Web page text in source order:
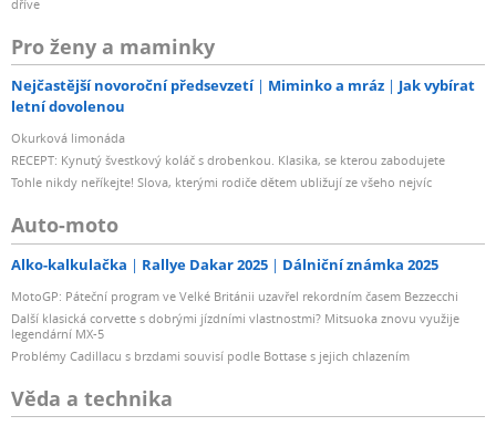
dříve
Pro ženy a maminky
Nejčastější novoroční předsevzetí Miminko a mráz
Jak vybírat
letní dovolenou
Okurková limonáda
RECEPT: Kynutý švestkový koláč s drobenkou. Klasika, se kterou zabodujete
Tohle nikdy neříkejte! Slova, kterými rodiče dětem ubližují ze všeho nejvíc
Auto-moto
Alko-kalkulačka Rallye Dakar 2025 Dálniční známka 2025
MotoGP: Páteční program ve Velké Británii uzavřel rekordním časem Bezzecchi
Další klasická corvette s dobrými jízdními vlastnostmi? Mitsuoka znovu využije
legendární MX-5
Problémy Cadillacu s brzdami souvisí podle Bottase s jejich chlazením
Věda a technika